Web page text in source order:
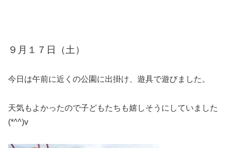
９月１７日（土）
今日は午前に近くの公園に出掛け、遊具で遊びました。
天気もよかったので子どもたちも嬉しそうにしていました
(*^^)v